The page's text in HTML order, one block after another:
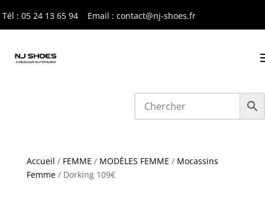
Tél : 05 24 13 65 94 Email : contact@nj-shoes.fr
Accueil / FEMME / MODÈLES FEMME / Mocassins
Femme/ Dorking 109€